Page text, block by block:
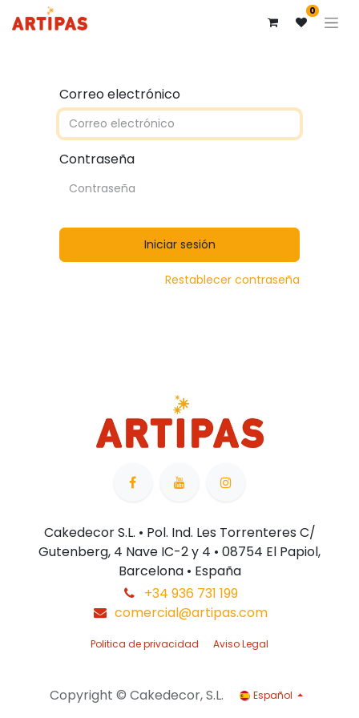
0
Correo electrónico
Contraseña
Iniciar sesión
Restablecer contraseña
Cakedecor S.L. • Pol. Ind. Les Torrenteres C/
Gutenberg, 4 Nave IC-2 y 4 • 08754 El Papiol,
Barcelona • España
+34 936 731 199
comercial@artipas.com
Politica de privacidad Aviso Legal
Copyright © Cakedecor, S.L. Español